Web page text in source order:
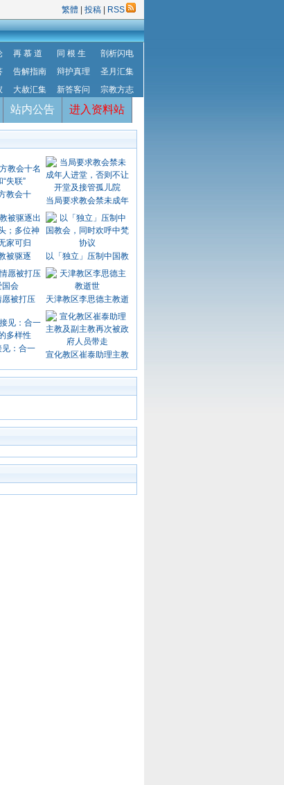
繁體 投稿 RSS
再 慕 道 同 根 生
剖析闪电
告解指南 辩护真理
圣月汇集
大赦汇集 新答客问 宗教方志
站内公告 进入资料站
教会十
当局要求教会禁未成年
被驱逐 以「独立」压制中国教
愿被打压 天津教区李思德主教逝
见：合一
宣化教区崔泰助理主教